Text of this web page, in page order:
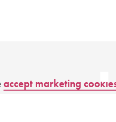
accept marketing